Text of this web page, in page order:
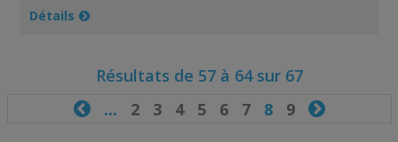
Détails
Résultats de 57 à 64 sur 67
... 2 3 4 5 6 78 9 